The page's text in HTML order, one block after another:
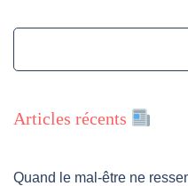
Articles récents
Quand le mal-être ne